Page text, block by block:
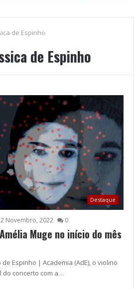
de Espinho
de Espinho
Destaque
2 Novembro, 2022 0
Muge no início do mês
Espinho | Academia (AdE), o violino
do concerto com a…